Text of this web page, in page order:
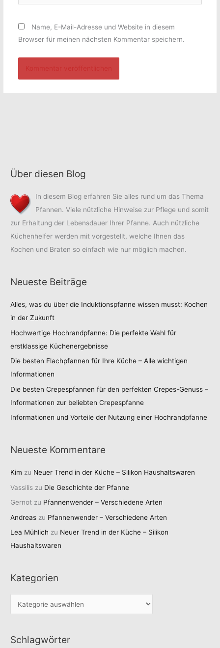
Name, E-Mail-Adresse und Website in diesem
Browser für meinen nächsten Kommentar speichern.
Über diesen Blog
In diesem Blog erfahren Sie alles rund um das Thema
Pfannen. Viele nützliche Hinweise zur Pflege und somit
zur Erhaltung der Lebensdauer Ihrer Pfanne. Auch nützliche
Küchenhelfer werden mit vorgestellt, welche Ihnen das
Kochen und Braten so einfach wie nur möglich machen.
Neueste Beiträge
Alles, was du über die Induktionspfanne wissen musst: Kochen
in der Zukunft
Hochwertige Hochrandpfanne: Die perfekte Wahl für
erstklassige Küchenergebnisse
Die besten Flachpfannen für Ihre Küche – Alle wichtigen
Informationen
Die besten Crepespfannen für den perfekten Crepes-Genuss –
Informationen zur beliebten Crepespfanne
Informationen und Vorteile der Nutzung einer Hochrandpfanne
Neueste Kommentare
Kim zu Neuer Trend in der Küche – Silikon Haushaltswaren
Vassilis zu Die Geschichte der Pfanne
Gernot zu Pfannenwender – Verschiedene Arten
Andreas zu Pfannenwender – Verschiedene Arten
Lea Mühlich zu Neuer Trend in der Küche – Silikon
Haushaltswaren
Kategorien
a
e
Schlagwörter